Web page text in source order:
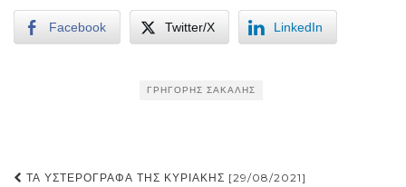
Facebook Twitter/X LinkedIn
ΓΡΗΓΌΡΗΣ ΣΑΚΑΛΉΣ
Post
ΤΑ ΥΣΤΕΡΌΓΡΑΦΑ ΤΗΣ ΚΥΡΙΑΚΉΣ [29/08/2021]